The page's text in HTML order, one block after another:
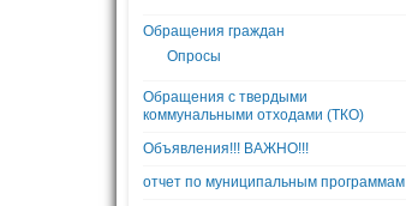
Обращения граждан
Опросы
Обращения с твердыми
коммунальными отходами (ТКО)
Объявления!!! ВАЖНО!!!
отчет по муниципальным программам